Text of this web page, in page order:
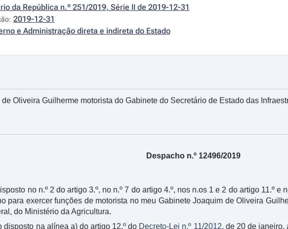
da República n.º 251/2019, Série II de 2019-12-31
2019-12-31
e Administração direta e indireta do Estado
Oliveira Guilherme motorista do Gabinete do Secretário de Estado das
Despacho n.º 12496/2019
no n.º 2 do artigo 3.º, no n.º 7 do artigo 4.º, nos n.os 1 e 2 do artigo 11.º e
para exercer funções de motorista no meu Gabinete Joaquim de Oliveira
do Ministério da Agricultura.
disposto na alínea a) do artigo 12.º do Decreto-Lei n.º 11/2012, de 20 de